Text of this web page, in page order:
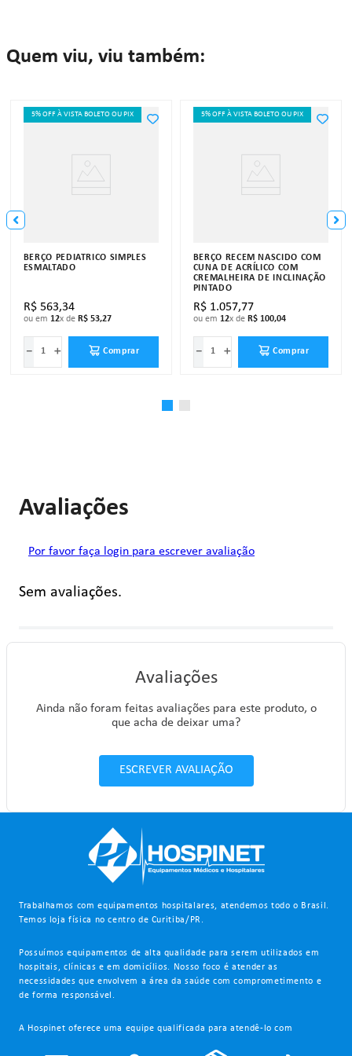
Quem viu, viu também:
5% OFF À VISTA BOLETO OU PIX
BERÇO PEDIÁTRICO SIMPLES
ESMALTADO
R$ 563,34
ou em 12x de R$ 53,27
＋
－ Comprar
5% OFF À VISTA BOLETO OU PIX
BERÇO RECÉM NASCIDO COM
CUNA DE ACRÍLICO COM
CREMALHEIRA DE INCLINAÇÃO
PINTADO
R$ 1.057,77
ou em 12x de R$ 100,04
＋
－ Comprar
Avaliações
Por favor faça login para escrever avaliação
Sem avaliações.
Avaliações
Ainda não foram feitas avaliações para este produto, o
que acha de deixar uma?
ESCREVER AVALIAÇÃO
Trabalhamos com equipamentos hospitalares, atendemos todo o Brasil.
Temos loja física no centro de Curitiba/PR.
Possuímos equipamentos de alta qualidade para serem utilizados em
hospitais, clínicas e em domicílios. Nosso foco é atender as
necessidades que envolvem a área da saúde com comprometimento e
de forma responsável.
A Hospinet oferece uma equipe qualificada para atendê-lo com